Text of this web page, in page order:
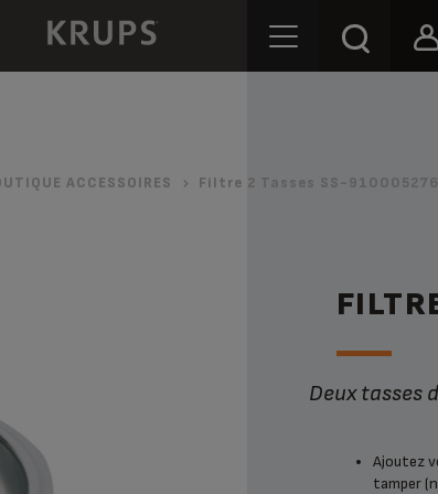
ACCESSOIRES Filtre 2 Tasses SS-
Deux
Ajoutez
tamper